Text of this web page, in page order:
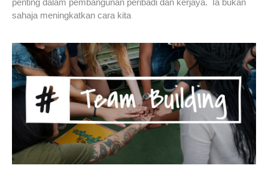
penting dalam pembangunan peribadi dan kerjaya. Ia bukan
sahaja meningkatkan cara kita